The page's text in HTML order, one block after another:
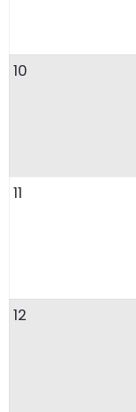
10
11
12